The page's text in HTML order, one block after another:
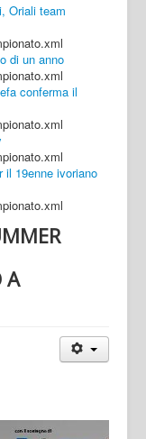
Oriali team
di un anno
conferma il
il 19enne ivoriano
A